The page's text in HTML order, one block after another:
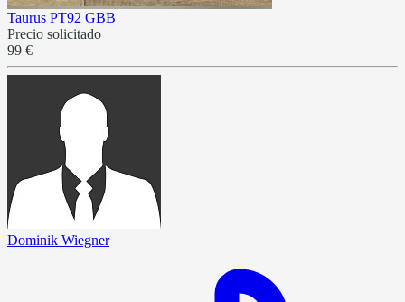
Taurus PT92 GBB
Precio solicitado
99 €
Dominik Wiegner